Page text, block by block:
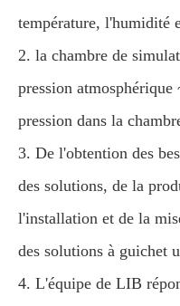
température, l'humidité
2. la chambre de
pression
pression dans la
3. De l'obtention des
des solutions, de la
l'installation et de la
des solutions à guichet
4. L'équipe de LIB